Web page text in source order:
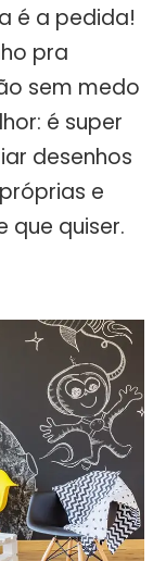
é a pedida!
pra
sem medo
é super
desenhos
e
que quiser.